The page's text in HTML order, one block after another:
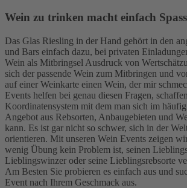
Wein zu trinken macht einfach
Das Glas Riesling in der Hand gehört in den
und Bars einfach dazu, bei privaten
Wein als Mitbringsel Ausdruck von
sich der passende Wein zum Mitbringen und
auf einer Weinkarte einen Wein, der mir
Events helfen bei genau diesen Fragen,
Koordinatensystem mit dem man sich im
Angebot aus Rebsorten, Anbaugebieten und
kann. Es ist gar nicht so schwer, sich in der
orientieren. Mit unseren Wein Events zeigen
wenig Übung kein Problem ist, seinen
Lieblingswinzer oder seine Lieblingsrebsorte
Am Besten Sie probieren es einfach aus und
Event nach Ihrem Geschmack aus.